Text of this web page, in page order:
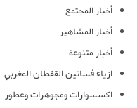
أخبار المجتمع
أخبار المشاهير
أخبار متنوعة
ازياء فساتين القفطان المغربي
اكسسوارات ومجوهرات وعطور